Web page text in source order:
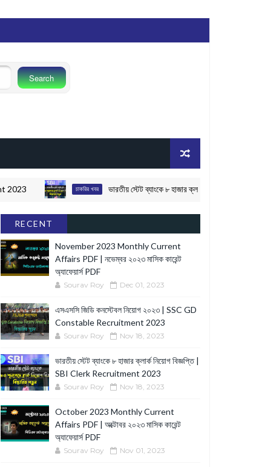
চাকরির খবর ভারতীয় স্টেট ব্যাংকে ৮ হাজার ক্লার্ক নিয়োগ বিজ্ঞপ্তি |
RECENT
November 2023 Monthly Current
Affairs PDF | নভেম্বর ২০২৩ মাসিক কারেন্ট
অ্যাফেয়ার্স PDF
Sourav Roy Dec 01, 2023
এসএসসি জিডি কনস্টেবল নিয়োগ ২০২৩ | SSC GD
Constable Recruitment 2023
Sourav Roy Nov 18, 2023
ভারতীয় স্টেট ব্যাংকে ৮ হাজার ক্লার্ক নিয়োগ বিজ্ঞপ্তি |
SBI Clerk Recruitment 2023
Sourav Roy Nov 18, 2023
October 2023 Monthly Current
Affairs PDF | অক্টোবর ২০২৩ মাসিক কারেন্ট
অ্যাফেয়ার্স PDF
Sourav Roy Nov 01, 2023